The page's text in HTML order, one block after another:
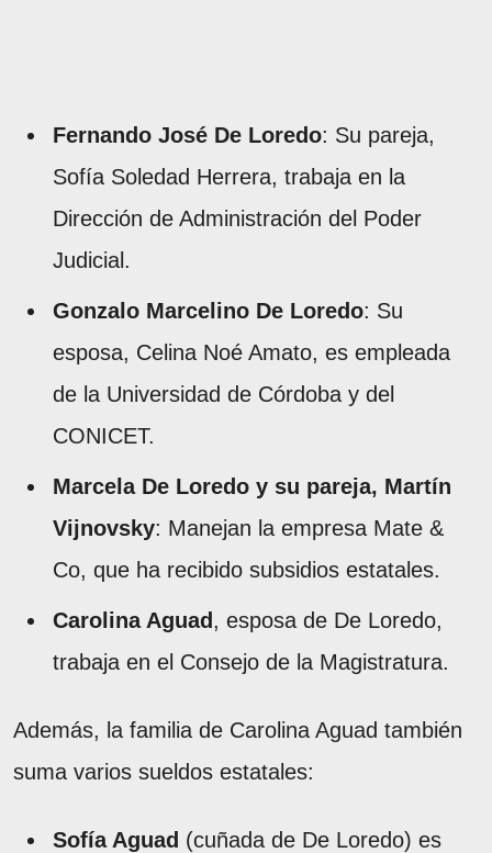
Fernando José De Loredo: Su pareja,
Sofía Soledad Herrera, trabaja en la
Dirección de Administración del Poder
Judicial.
Gonzalo Marcelino De Loredo: Su
esposa, Celina Noé Amato, es empleada
de la Universidad de Córdoba y del
CONICET.
Marcela De Loredo y su pareja, Martín
Vijnovsky: Manejan la empresa Mate &
Co, que ha recibido subsidios estatales.
Carolina Aguad , esposa de De Loredo,
trabaja en el Consejo de la Magistratura.
Además, la familia de Carolina Aguad también
suma varios sueldos estatales:
Sofía Aguad (cuñada de De Loredo) es